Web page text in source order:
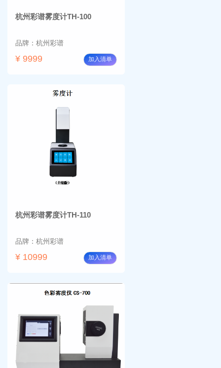
杭州彩谱雾度计TH-100
品牌：杭州彩谱
¥ 9999 加入清单
杭州彩谱雾度计TH-110
品牌：杭州彩谱
¥ 10999 加入清单